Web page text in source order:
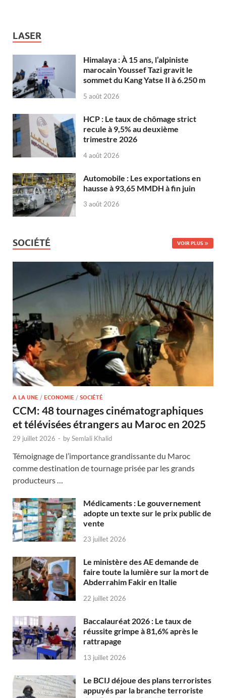
LASER
Himalaya : À 15 ans, l’alpiniste
marocain Youssef Tazi gravit le
sommet du Kang Yatse II à 6.250 m
5 août 2026
HCP : Le taux de chômage strict
recule à 9,5% au deuxième
trimestre 2026
4 août 2026
Automobile : Les exportations en
hausse à 93,65 MMDH à fin juin
3 août 2026
SOCIÉTÉ VOIR PLUS
A LA UNE / ECONOMIE / SOCIÉTÉ
CCM: 48 tournages cinématographiques
et télévisées étrangers au Maroc en 2025
29 juillet 2026 - bySemlali Khalid
Témoignage de l’importance grandissante du Maroc
comme destination de tournage prisée par les grands
producteurs …
Médicaments : Le gouvernement
adopte un texte sur le prix public de
vente
23 juillet 2026
Le ministère des AE demande de
faire toute la lumière sur la mort de
Abderrahim Fakir en Italie
22 juillet 2026
Baccalauréat 2026 : Le taux de
réussite grimpe à 81,6% après le
rattrapage
13 juillet 2026
Le BCIJ déjoue des plans terroristes
appuyés par la branche terroriste